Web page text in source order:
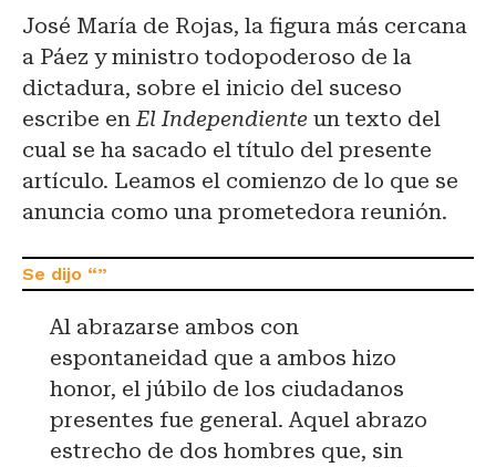
José María de Rojas, la figura más cercana
a Páez y ministro todopoderoso de la
dictadura, sobre el inicio del suceso
escribe enEl Independiente un texto del
cual se ha sacado el título del presente
artículo. Leamos el comienzo de lo que se
anuncia como una prometedora reunión.
Al abrazarse ambos con
espontaneidad que a ambos hizo
honor, el júbilo de los ciudadanos
presentes fue general. Aquel abrazo
estrecho de dos hombres que, sin